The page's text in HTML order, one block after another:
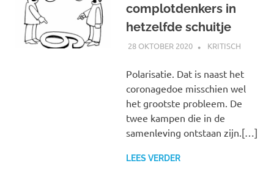
complotdenkers in
hetzelfde schuitje
28 OKTOBER 2020 MARJOLEIN
KRITISCH
Polarisatie. Dat is naast het
coronagedoe misschien wel
het grootste probleem. De
twee kampen die in de
samenleving ontstaan zijn.[…]
LEES VERDER